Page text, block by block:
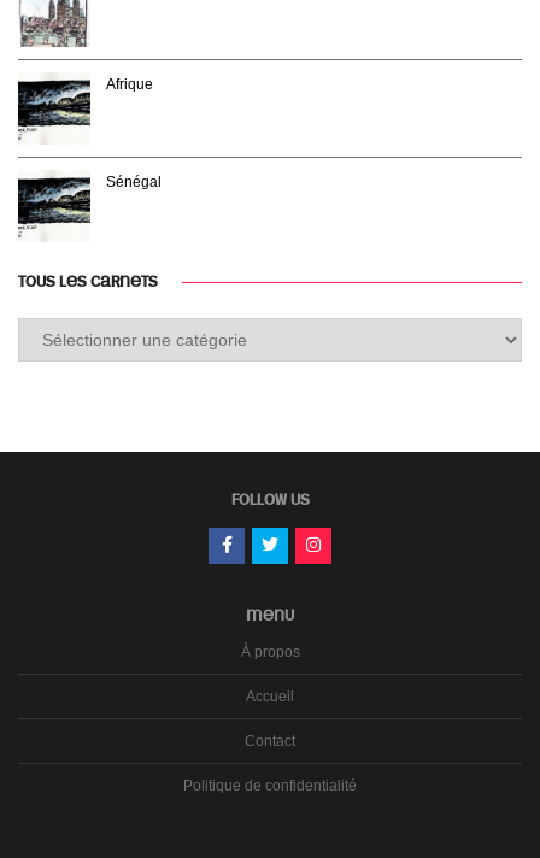
Afrique
Sénégal
TOUS LES CARNETS
FOLLOW US
MENU
À propos
Accueil
Contact
Politique de confidentialité